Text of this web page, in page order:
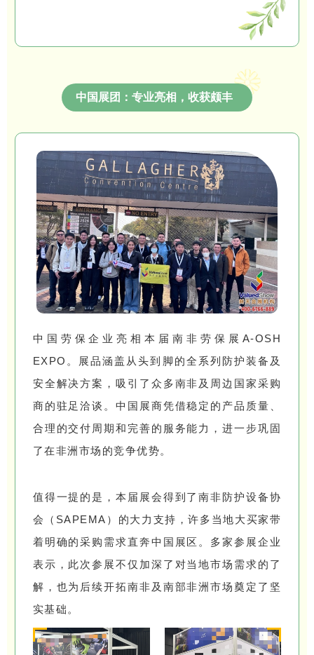
中国展团：专业亮相，收获颇丰
中国劳保企业亮相本届南非劳保展A-OSH
EXPO。展品涵盖从头到脚的全系列防护装备及
安全解决方案，吸引了众多南非及周边国家采购
商的驻足洽谈。中国展商凭借稳定的产品质量、
合理的交付周期和完善的服务能力，进一步巩固
了在非洲市场的竞争优势。
值得一提的是，本届展会得到了南非防护设备协
会（SAPEMA）的大力支持，许多当地大买家带
着明确的采购需求直奔中国展区。多家参展企业
表示，此次参展不仅加深了对当地市场需求的了
解，也为后续开拓南非及南部非洲市场奠定了坚
实基础。